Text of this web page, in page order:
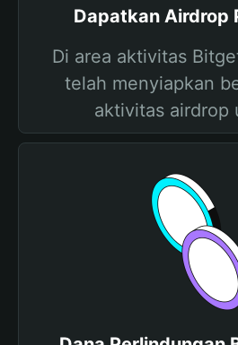
Dapatkan Airdrop
Di area aktivitas
telah menyiapkan
aktivitas airdrop